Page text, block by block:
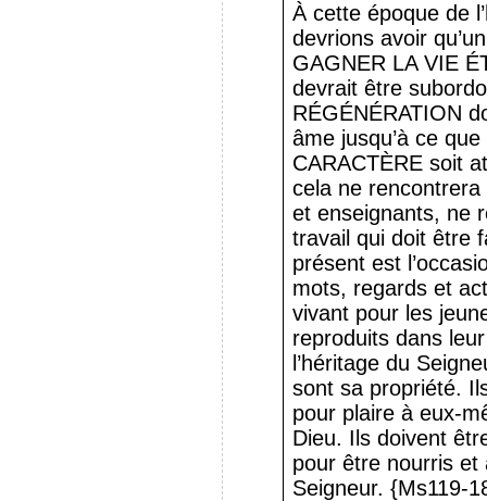
À cette époque de
devrions avoir
GAGNER LA VIE
devrait être
RÉGÉNÉRATION
âme jusqu’à ce
CARACTÈRE soit
cela ne rencontrera
et enseignants, ne
travail qui doit être
présent est
mots, regards et
vivant pour les
reproduits dans
l’héritage du
sont sa propriété.
pour plaire à eux-
Dieu. Ils doivent
pour être nourris et
Seigneur. {Ms119-